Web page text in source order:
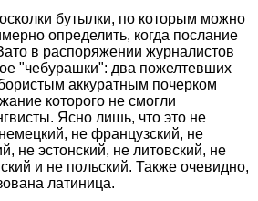
бутылки, по которым можно
определить, когда послание
в распоряжении журналистов
"чебурашки": два пожелтевших
аккуратным почерком
которого не смогли
Ясно лишь, что это не
не французский, не
не эстонский, не литовский, не
и не польский. Также очевидно,
латиница.